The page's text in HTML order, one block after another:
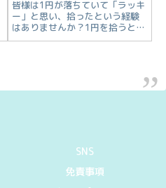
皆様は1円が落ちていて「ラッキ
ー」と思い、拾ったという経験
はありませんか？1円を拾うと損
をするパターンがあります。
SNS
免責事項